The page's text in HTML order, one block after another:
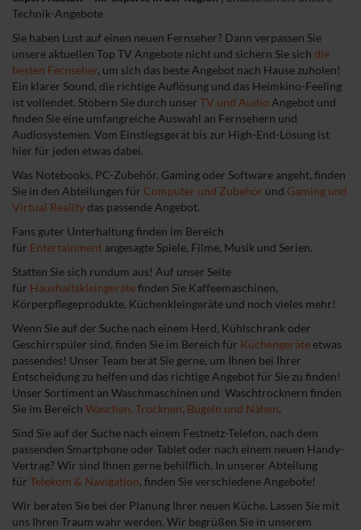
Technik-Angebote
Sie haben Lust auf einen neuen Fernseher? Dann verpassen Sie
unsere aktuellen Top TV Angebote nicht und sichern Sie sich die
besten Fernseher, um sich das beste Angebot nach Hause zuholen!
Ein klarer Sound, die richtige Auflösung und das Heimkino-Feeling
ist vollendet. Stöbern Sie durch unser TV und Audio Angebot und
finden Sie eine umfangreiche Auswahl an Fernsehern und
Audiosystemen. Vom Einstiegsgerät bis zur High-End-Lösung ist
hier für jeden etwas dabei.
Was Notebooks, PC-Zubehör, Gaming oder Software angeht, finden
Sie in den Abteilungen für Computer und Zubehör und Gaming und
Virtual Realitydas passende Angebot.
Fans guter Unterhaltung finden im Bereich
für Entertainment angesagte Spiele, Filme, Musik und Serien.
Statten Sie sich rundum aus! Auf unser Seite
für Haushaltskleingerätefinden Sie Kaffeemaschinen,
Körperpflegeprodukte, Küchenkleingeräte und noch vieles mehr!
Wenn Sie auf der Suche nach einem Herd, Kühlschrank oder
Geschirrspüler sind, finden Sie im Bereich für Küchengeräteetwas
passendes! Unser Team berät Sie gerne, um Ihnen bei Ihrer
Entscheidung zu helfen und das richtige Angebot für Sie zu finden!
Unser Sortiment an Waschmaschinen und Waschtrocknern finden
Sie im Bereich Waschen, Trocknen, Bügeln und Nähen.
Sind Sie auf der Suche nach einem Festnetz-Telefon, nach dem
passenden Smartphone oder Tablet oder nach einem neuen Handy-
Vertrag? Wir sind Ihnen gerne behilflich. In unserer Abteilung
für Telekom & Navigation, finden Sie verschiedene Angebote!
Wir beraten Sie bei der Planung Ihrer neuen Küche. Lassen Sie mit
uns Ihren Traum wahr werden. Wir begrüßen Sie in unserem